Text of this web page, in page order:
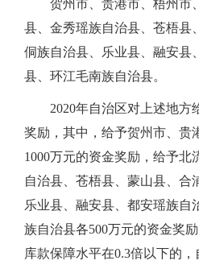
贺州市、贵港市、梧州市
县、金秀瑶族自治县、苍梧县
侗族自治县、乐业县、融安县
县、环江毛南族自治县。
2020年自治区对上述地方
奖励，其中，给予贺州市、贵
1000万元的资金奖励，给予北
自治县、苍梧县、蒙山县、合
乐业县、融安县、都安瑶族自
族自治县各500万元的资金奖
库款保障水平在0.3倍以下的